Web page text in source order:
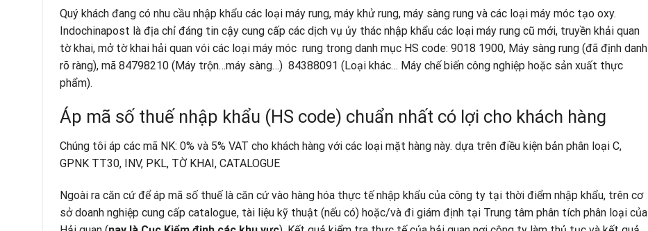
Quý khách đang có nhu cầu nhập khẩu các loại máy rung, máy khử rung, máy sàng rung và các loại máy móc tạo oxy.
Indochinapost là địa chỉ đáng tin cậy cung cấp các dịch vụ ủy thác nhập khẩu các loại máy rung cũ mới, truyền khải quan
tờ khai, mở tờ khai hải quan vói các loại máy móc rung trong danh mục HS code: 9018 1900, Máy sàng rung (đã định danh
rõ ràng), mã 84798210 (Máy trộn…máy sàng…) 84388091 (Loại khác… Máy chế biến công nghiệp hoặc sản xuất thực
phẩm).
Áp mã số thuế nhập khẩu (HS code) chuẩn nhất có lợi cho khách hàng
Chúng tôi áp các mã NK: 0% và 5% VAT cho khách hàng với các loại mặt hàng này. dựa trên điều kiện bản phân loại C,
GPNK TT30,
INV, PKL, TỜ KHAI, CATALOGUE
Ngoài ra căn cứ để áp mã số thuế là căn cứ vào hàng hóa thực tế nhập khẩu của công ty tại thời điểm nhập khẩu, trên cơ
sở doanh nghiệp cung cấp catalogue, tài liệu kỹ thuật (nếu có) hoặc/và đi giám định tại Trung tâm phân tích phân loại của